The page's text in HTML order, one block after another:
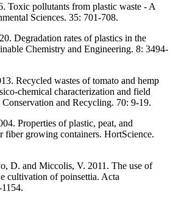
Toxic pollutants from plastic waste - A
Sciences. 35: 701-708.
Degradation rates of plastics in the
Chemistry and Engineering. 8: 3494-
Recycled wastes of tomato and hemp
chemical characterization and field
Conservation and Recycling. 70: 9-19.
Properties of plastic, peat, and
fiber growing containers. HortScience.
D. and Miccolis, V. 2011. The use of
cultivation of poinsettia. Acta